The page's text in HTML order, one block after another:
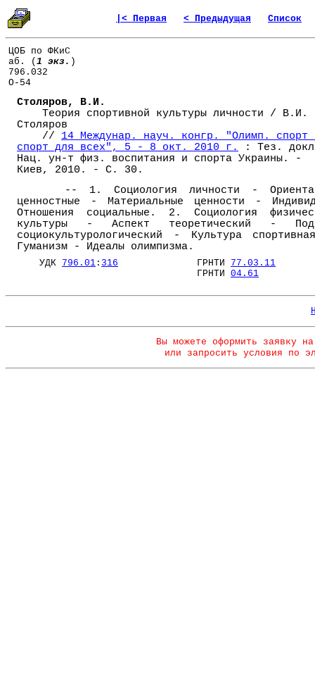
|< Первая < Предыдущая Список
ЦОБ по ФКиС
аб. ( 1 экз. )
796.032
О-54
Столяров, В.И.
Теория спортивной культуры личности / В.И.
Столяров
// 14 Междунар. науч. конгр. "Олимп. спорт
спорт для всех", 5 - 8 окт. 2010 г.
: Тез.
Нац. ун-т физ. воспитания и спорта Украины. -
Киев, 2010. - С. 30.
-- 1. Социология личности -
ценностные - Материальные ценности -
Отношения социальные. 2. Социология
культуры - Аспект теоретический -
социокультурологический - Культура
Гуманизм - Идеалы олимпизма.
УДК 796.01 : 316 ГРНТИ 77.03.11
ГРНТИ 04.61
Вы можете оформить заявку
или запросить условия по